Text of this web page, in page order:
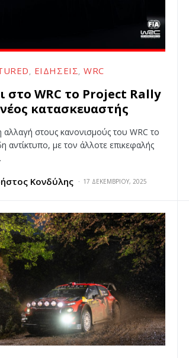
ΕΙΔΉΣΕΙΣ WRC
στο WRC το Project Rally
κατασκευαστής
αλλαγή στους κανονισμούς του WRC το
αντίκτυπο, με τον άλλοτε επικεφαλής
Κονδύλης 17 ΔΕΚΕΜΒΡΊΟΥ, 2025